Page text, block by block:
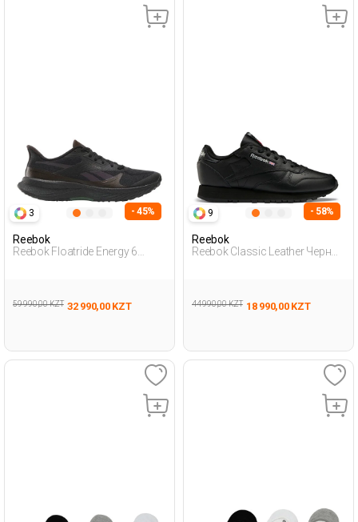
3 - 45%
Reebok
Reebok Floatride Energy 6
59 990,00 KZT 32 990,00 KZT
9 - 58%
Reebok
Reebok Classic Leather Черный
44 990,00 KZT 18 990,00 KZT